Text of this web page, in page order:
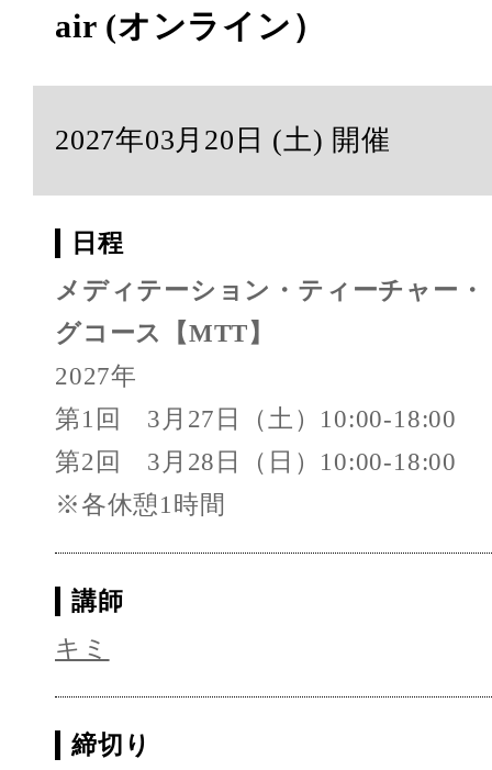
air (オンライン）
2027年03月20日 (土) 開催
日程
メディテーション・ティーチャー
グコース【MTT】
2027年
第1回 3月27日（土）10:00-18:00
第2回 3月28日（日）10:00-18:00
※各休憩1時間
講師
キミ
締切り